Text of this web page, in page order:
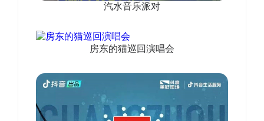
汽水音乐派对
房东的猫巡回演唱会